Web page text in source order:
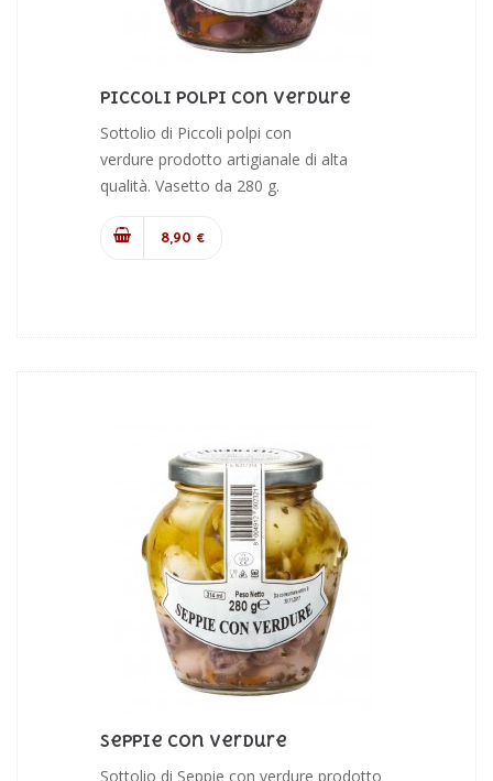
Piccoli Polpi Con Verdure
Sottolio di Piccoli polpi con
verdure prodotto artigianale di alta
qualità. Vasetto da 280 g.
8,90 €
Seppie Con Verdure
Sottolio di Seppie con verdure prodotto